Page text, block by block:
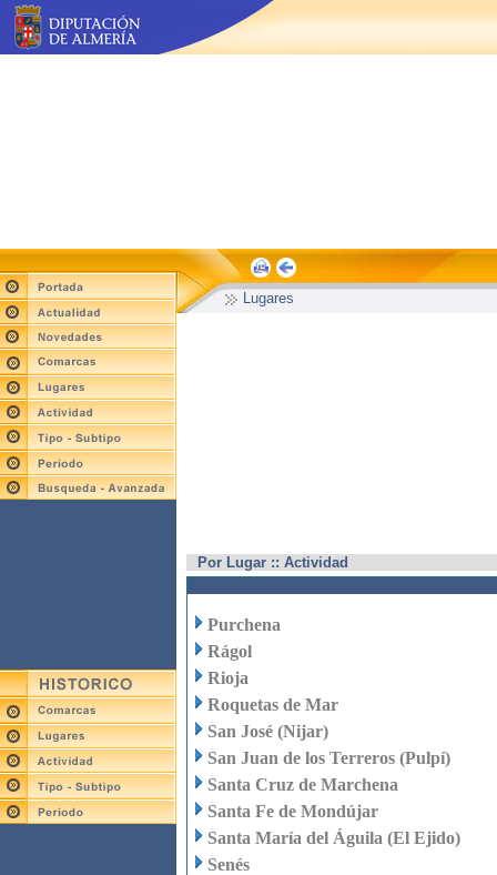
Lugares
Por Lugar :: Actividad
Purchena
Rágol
Rioja
Roquetas de Mar
San José (Nijar)
San Juan de los Terreros (Pulpí)
Santa Cruz de Marchena
Santa Fe de Mondújar
Santa María del Águila (El Ejido)
Senés